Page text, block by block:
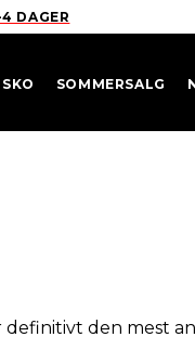
DAGER
SKO SOMMERSALG
definitivt den mest